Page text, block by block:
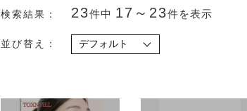
検索結果： 23件中 17～23件を表示
並び替え：